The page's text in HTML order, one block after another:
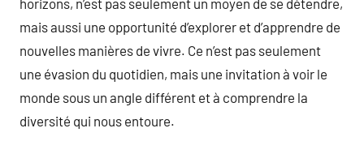
mais aussi une opportunité d’explorer et d’apprendre de
nouvelles manières de vivre. Ce n’est pas seulement
une évasion du quotidien, mais une invitation à voir le
monde sous un angle différent et à comprendre la
diversité qui nous entoure.